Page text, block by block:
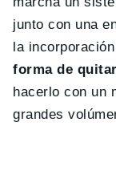
junto con una
la
forma de
hacerlo con un
grandes